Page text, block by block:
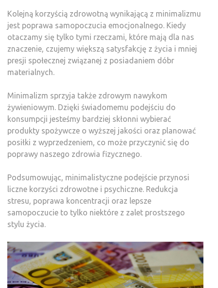
Kolejną korzyścią zdrowotną wynikającą z minimalizmu
jest poprawa samopoczucia emocjonalnego. Kiedy
otaczamy się tylko tymi rzeczami, które mają dla nas
znaczenie, czujemy większą satysfakcję z życia i mniej
presji społecznej związanej z posiadaniem dóbr
materialnych.
Minimalizm sprzyja także zdrowym nawykom
żywieniowym. Dzięki świadomemu podejściu do
konsumpcji jesteśmy bardziej skłonni wybierać
produkty spożywcze o wyższej jakości oraz planować
posiłki z wyprzedzeniem, co może przyczynić się do
poprawy naszego zdrowia fizycznego.
Podsumowując, minimalistyczne podejście przynosi
liczne korzyści zdrowotne i psychiczne. Redukcja
stresu, poprawa koncentracji oraz lepsze
samopoczucie to tylko niektóre z zalet prostszego
stylu życia.